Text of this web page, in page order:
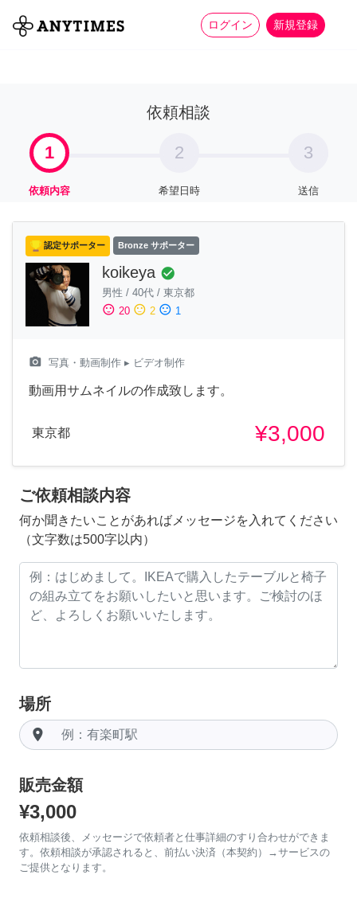
ログイン 新規登録
全て 家事 more_horiz
依頼相談
1
依頼内容
2
希望日時
3
送信
認定サポーター Bronze サポーター
koikeya check_circle
男性 / 40代 / 東京都
sentiment_satisfied 20 sentiment_neutral 2 sentiment_dissatisfied 1
camera_alt 写真・動画制作 ▸ ビデオ制作
動画用サムネイルの作成致します。
東京都 ¥3,000
ご依頼相談内容
何か聞きたいことがあればメッセージを入れてください
（文字数は500字以内）
場所
room
販売金額
¥3,000
依頼相談後、メッセージで依頼者と仕事詳細のすり合わせができま
す。依頼相談が承認されると、前払い決済（本契約）→サービスの
ご提供となります。